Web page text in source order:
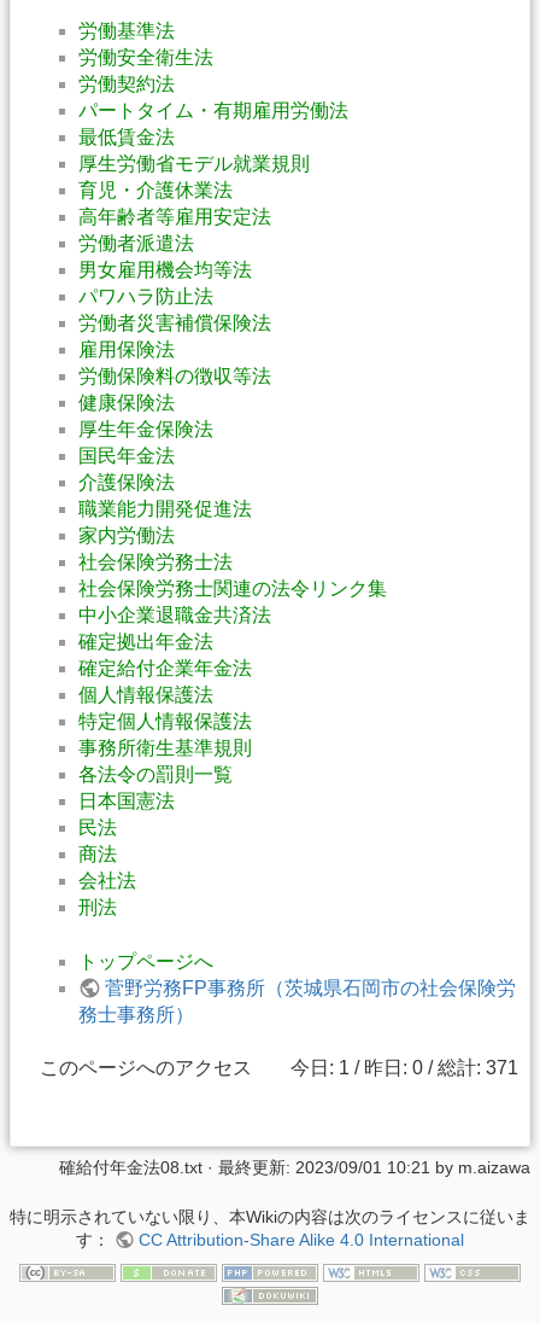
労働基準法
労働安全衛生法
労働契約法
パートタイム・有期雇用労働法
最低賃金法
厚生労働省モデル就業規則
育児・介護休業法
高年齢者等雇用安定法
労働者派遣法
男女雇用機会均等法
パワハラ防止法
労働者災害補償保険法
雇用保険法
労働保険料の徴収等法
健康保険法
厚生年金保険法
国民年金法
介護保険法
職業能力開発促進法
家内労働法
社会保険労務士法
社会保険労務士関連の法令リンク集
中小企業退職金共済法
確定拠出年金法
確定給付企業年金法
個人情報保護法
特定個人情報保護法
事務所衛生基準規則
各法令の罰則一覧
日本国憲法
民法
商法
会社法
刑法
トップページへ
菅野労務FP事務所（茨城県石岡市の社会保険労
務士事務所）
このページへのアクセス 今日: 1 / 昨日: 0 / 総計: 371
確給付年金法08.txt · 最終更新: 2023/09/01 10:21 by m.aizawa
特に明示されていない限り、本Wikiの内容は次のライセンスに従いま
す：
CC Attribution-Share Alike 4.0 International